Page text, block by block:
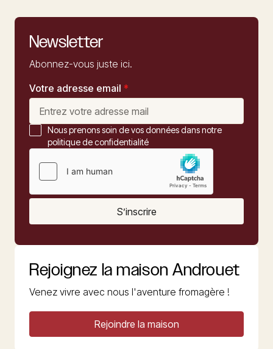
Newsletter
Abonnez-vous juste ici.
Votre adresse email *
Nous prenons soin de vos données dans notre
politique de confidentialité
S’inscrire
Rejoignez la maison Androuet
Venez vivre avec nous l'aventure fromagère !
Rejoindre la maison